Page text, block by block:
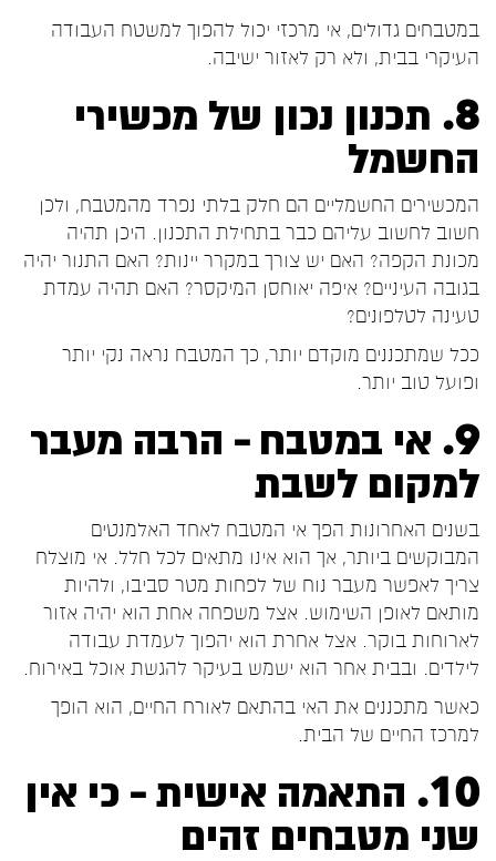
במטבחים גדולים, אי מרכזי יכול להפוך למשטח העבודה
העיקרי בבית, ולא רק לאזור ישיבה.
8. תכנון נכון של מכשירי
החשמל
המכשירים החשמליים הם חלק בלתי נפרד מהמטבח, ולכן
חשוב לחשוב עליהם כבר בתחילת התכנון. היכן תהיה
מכונת הקפה? האם יש צורך במקרר יינות? האם התנור יהיה
בגובה העיניים? איפה יאוחסן המיקסר? האם תהיה עמדת
טעינה לטלפונים?
ככל שמתכננים מוקדם יותר, כך המטבח נראה נקי יותר
ופועל טוב יותר.
9. אי במטבח – הרבה מעבר
למקום לשבת
בשנים האחרונות הפך אי המטבח לאחד האלמנטים
המבוקשים ביותר, אך הוא אינו מתאים לכל חלל. אי מוצלח
צריך לאפשר מעבר נוח של לפחות מטר סביבו, ולהיות
מותאם לאופן השימוש. אצל משפחה אחת הוא יהיה אזור
לארוחות בוקר. אצל אחרת הוא יהפוך לעמדת עבודה
לילדים. ובבית אחר הוא ישמש בעיקר להגשת אוכל באירוח.
כאשר מתכננים את האי בהתאם לאורח החיים, הוא הופך
למרכז החיים של הבית.
10. התאמה אישית – כי אין
שני מטבחים זהים